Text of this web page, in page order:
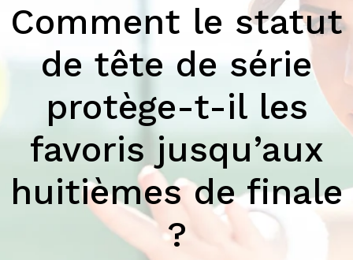
Comment le statut
de tête de série
protège-t-il les
favoris jusqu’aux
huitièmes de finale
?